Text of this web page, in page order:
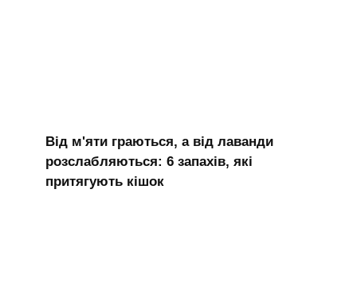
Від м'яти граються, а від лаванди
розслабляються: 6 запахів, які
притягують кішок